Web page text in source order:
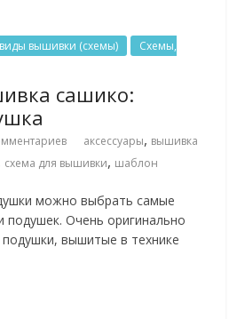
вышивки (схемы)
Схемы,
сашико:
аксессуары, вышивка
схема для вышивки, шаблон
можно выбрать самые
подушек. Очень оригинально
вышитые в технике